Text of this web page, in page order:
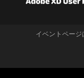
イベントページ